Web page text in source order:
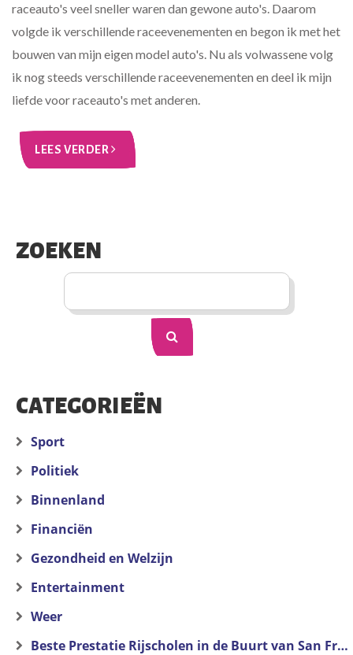
raceauto's veel sneller waren dan gewone auto's. Daarom
volgde ik verschillende raceevenementen en begon ik met het
bouwen van mijn eigen model auto's. Nu als volwassene volg
ik nog steeds verschillende raceevenementen en deel ik mijn
liefde voor raceauto's met anderen.
LEES VERDER
ZOEKEN
CATEGORIEËN
Sport
Politiek
Binnenland
Financiën
Gezondheid en Welzijn
Entertainment
Weer
Beste Prestatie Rijscholen in de Buurt van San Francisco